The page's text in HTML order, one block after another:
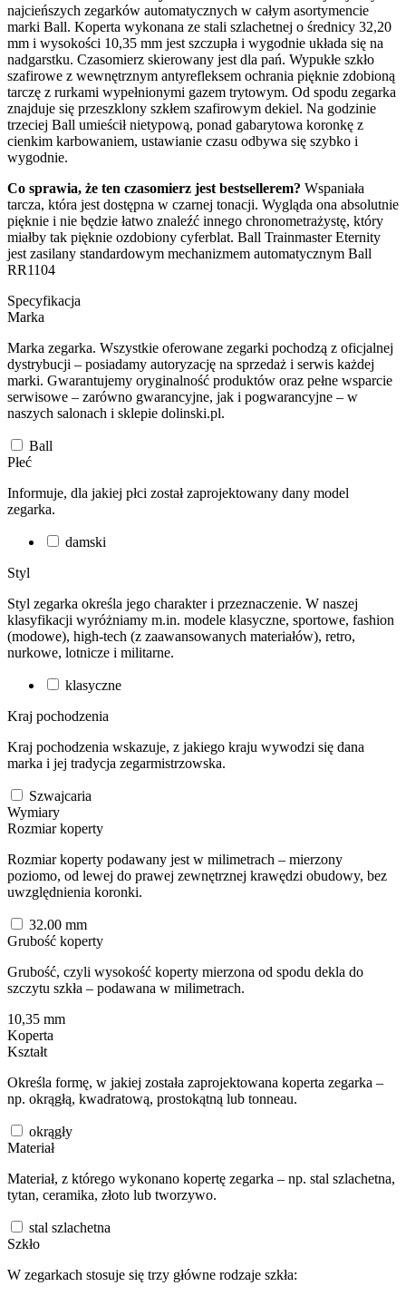
najcieńszych zegarków automatycznych w całym asortymencie
marki Ball. Koperta wykonana ze stali szlachetnej o średnicy 32,20
mm i wysokości 10,35 mm jest szczupła i wygodnie układa się na
nadgarstku. Czasomierz skierowany jest dla pań. Wypukłe szkło
szafirowe z wewnętrznym antyrefleksem ochrania pięknie zdobioną
tarczę z rurkami wypełnionymi gazem trytowym. Od spodu zegarka
znajduje się przeszklony szkłem szafirowym dekiel. Na godzinie
trzeciej Ball umieścił nietypową, ponad gabarytowa koronkę z
cienkim karbowaniem, ustawianie czasu odbywa się szybko i
wygodnie.
Co sprawia, że ten czasomierz jest bestsellerem? Wspaniała
tarcza, która jest dostępna w czarnej tonacji. Wygląda ona absolutnie
pięknie i nie będzie łatwo znaleźć innego chronometrażystę, który
miałby tak pięknie ozdobiony cyferblat. Ball Trainmaster Eternity
jest zasilany standardowym mechanizmem automatycznym Ball
RR1104
Specyfikacja
Marka
Marka zegarka. Wszystkie oferowane zegarki pochodzą z oficjalnej
dystrybucji – posiadamy autoryzację na sprzedaż i serwis każdej
marki. Gwarantujemy oryginalność produktów oraz pełne wsparcie
serwisowe – zarówno gwarancyjne, jak i pogwarancyjne – w
naszych salonach i sklepie dolinski.pl.
Ball
Płeć
Informuje, dla jakiej płci został zaprojektowany dany model
zegarka.
damski
Styl
Styl zegarka określa jego charakter i przeznaczenie. W naszej
klasyfikacji wyróżniamy m.in. modele klasyczne, sportowe, fashion
(modowe), high-tech (z zaawansowanych materiałów), retro,
nurkowe, lotnicze i militarne.
klasyczne
Kraj pochodzenia
Kraj pochodzenia wskazuje, z jakiego kraju wywodzi się dana
marka i jej tradycja zegarmistrzowska.
Szwajcaria
Wymiary
Rozmiar koperty
Rozmiar koperty podawany jest w milimetrach – mierzony
poziomo, od lewej do prawej zewnętrznej krawędzi obudowy, bez
uwzględnienia koronki.
32.00 mm
Grubość koperty
Grubość, czyli wysokość koperty mierzona od spodu dekla do
szczytu szkła – podawana w milimetrach.
10,35 mm
Koperta
Kształt
Określa formę, w jakiej została zaprojektowana koperta zegarka –
np. okrągłą, kwadratową, prostokątną lub tonneau.
okrągły
Materiał
Materiał, z którego wykonano kopertę zegarka – np. stal szlachetna,
tytan, ceramika, złoto lub tworzywo.
stal szlachetna
Szkło
W zegarkach stosuje się trzy główne rodzaje szkła: